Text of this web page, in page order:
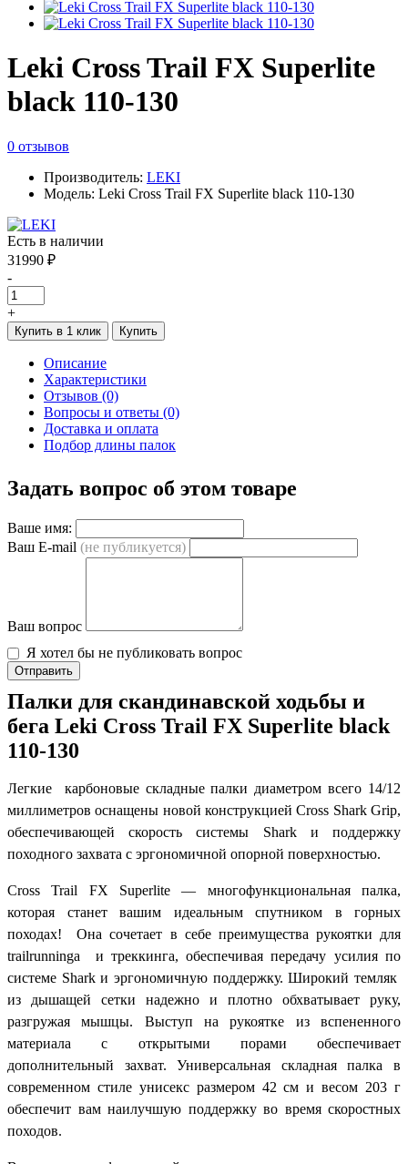
Leki Cross Trail FX Superlite
black 110-130
0 отзывов
Производитель: LEKI
Модель: Leki Cross Trail FX Superlite black 110-130
Есть в наличии
31990 ₽
-
+
Купить в 1 клик Купить
Описание
Характеристики
Отзывов (0)
Вопросы и ответы (0)
Доставка и оплата
Подбор длины палок
Задать вопрос об этом товаре
Ваше имя:
Ваш E-mail (не публикуется)
Ваш вопрос
Я хотел бы не публиковать вопрос
Отправить
Палки для скандинавской ходьбы и
бега Leki Cross Trail FX Superlite black
110-130
Легкие карбоновые складные палки диаметром всего 14/12
миллиметров оснащены новой конструкцией Cross Shark Grip,
обеспечивающей скорость системы Shark и поддержку
походного захвата с эргономичной опорной поверхностью.
Cross Trail FX Superlite — многофункциональная палка,
которая станет вашим идеальным спутником в горных
походах! Она сочетает в себе преимущества рукоятки для
trailrunninga и треккинга, обеспечивая передачу усилия по
системе Shark и эргономичную поддержку. Широкий темляк
из дышащей сетки надежно и плотно обхватывает руку,
разгружая мышцы. Выступ на рукоятке из вспененного
материала с открытыми порами обеспечивает
дополнительный захват. Универсальная складная палка в
современном стиле унисекс размером 42 см и весом 203 г
обеспечит вам наилучшую поддержку во время скоростных
походов.